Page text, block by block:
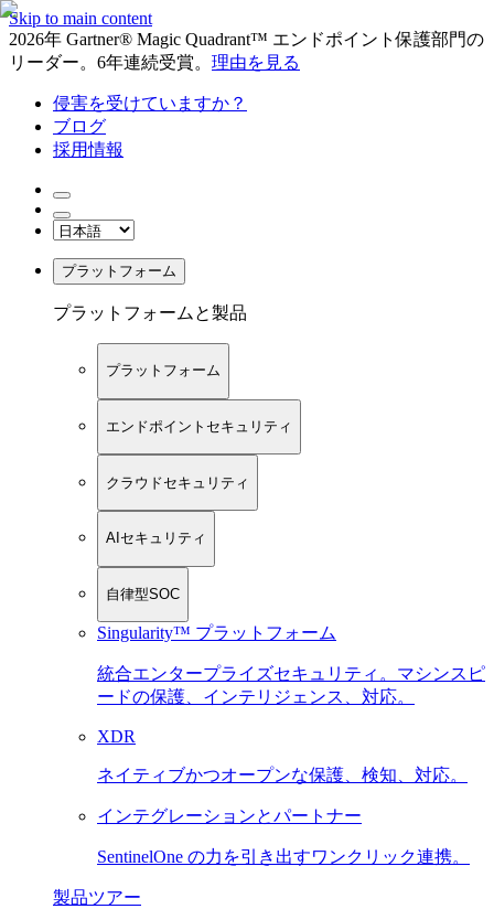
Skip to main content
2026年 Gartner® Magic Quadrant™ エンドポイント保護部門の
リーダー。6年連続受賞。 理由を見る
侵害を受けていますか？
ブログ
採用情報
プラットフォーム
プラットフォームと製品
プラットフォーム
エンドポイントセキュリティ
クラウドセキュリティ
AIセキュリティ
自律型SOC
Singularity™ プラットフォーム
統合エンタープライズセキュリティ。マシンスピ
ードの保護、インテリジェンス、対応。
XDR
ネイティブかつオープンな保護、検知、対応。
インテグレーションとパートナー
SentinelOne の力を引き出すワンクリック連携。
製品ツアー